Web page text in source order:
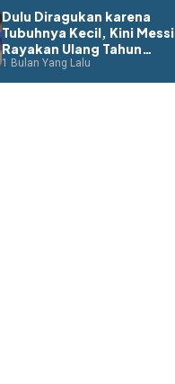
Dulu Diragukan karena
Tubuhnya Kecil, Kini Messi
Rayakan Ulang Tahun
dengan Rekor Dunia
1 Bulan Yang Lalu